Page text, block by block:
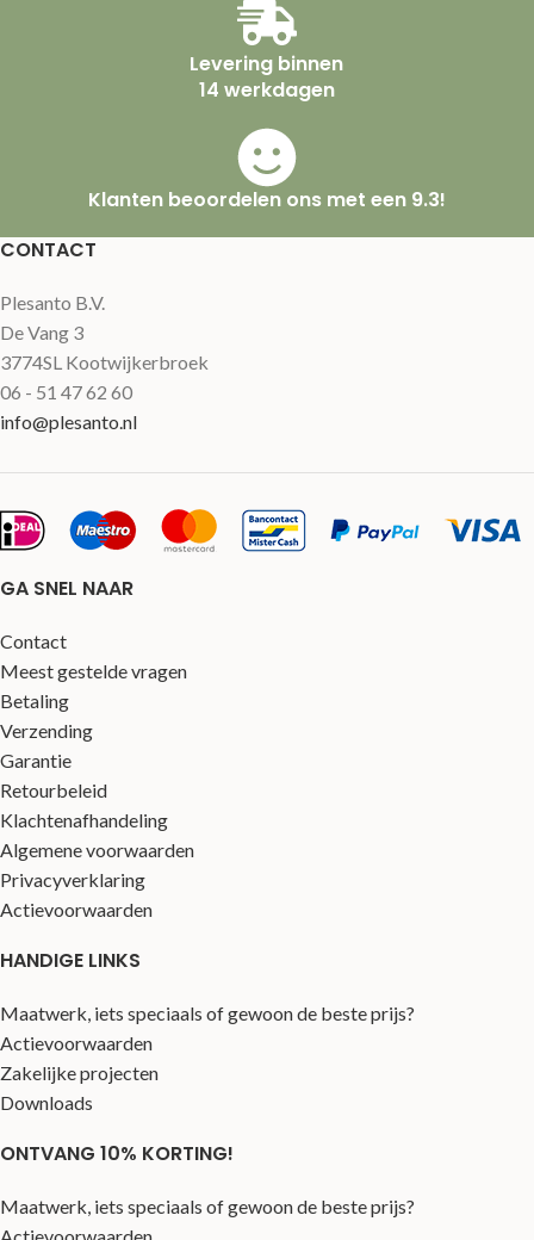
Levering binnen
14 werkdagen
Klanten beoordelen ons met een 9.3!
CONTACT
Plesanto B.V.
De Vang 3
3774SL Kootwijkerbroek
06 - 51 47 62 60
info@plesanto.nl
GA SNEL NAAR
Contact
Meest gestelde vragen
Betaling
Verzending
Garantie
Retourbeleid
Klachtenafhandeling
Algemene voorwaarden
Privacyverklaring
Actievoorwaarden
HANDIGE LINKS
Maatwerk, iets speciaals of gewoon de beste prijs?
Actievoorwaarden
Zakelijke projecten
Downloads
ONTVANG 10% KORTING!
Maatwerk, iets speciaals of gewoon de beste prijs?